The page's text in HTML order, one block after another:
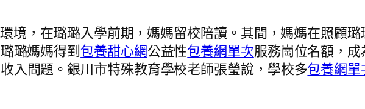
境，在璐璐入學前期，媽媽留校陪讀。其間，媽媽在照顧
璐媽媽得到包養甜心網公益性包養網單次服務崗位名額，
入問題。銀川市特殊教育學校老師張瑩說，學校多包養網單